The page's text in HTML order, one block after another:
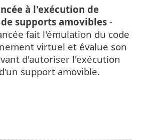
à l'exécution de
supports amovibles -
fait l'émulation du code
virtuel et évalue son
d'autoriser l'exécution
support amovible.